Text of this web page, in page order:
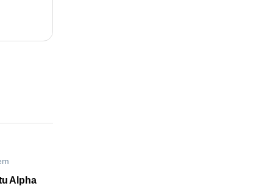
Alpha